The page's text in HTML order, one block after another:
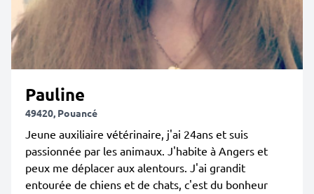
Pauline
49420, Pouancé
Jeune auxiliaire vétérinaire, j'ai 24ans et suis
passionnée par les animaux. J'habite à Angers et
peux me déplacer aux alentours. J'ai grandit
entourée de chiens et de chats, c'est du bonheur